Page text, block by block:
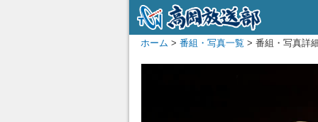
ホーム > 番組・写真一覧 > 番組・写真詳